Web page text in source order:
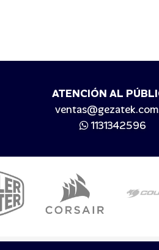
ATENCIÓN AL
1131342596